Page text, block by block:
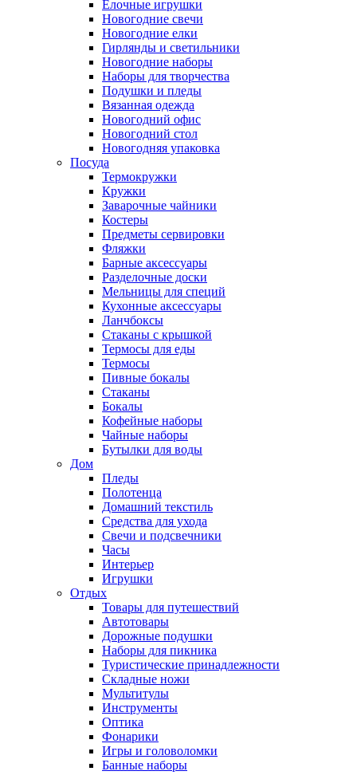
Елочные игрушки
Новогодние свечи
Новогодние елки
Гирлянды и светильники
Новогодние наборы
Наборы для творчества
Подушки и пледы
Вязанная одежда
Новогодний офис
Новогодний стол
Новогодняя упаковка
Посуда
Термокружки
Кружки
Заварочные чайники
Костеры
Предметы сервировки
Фляжки
Барные аксессуары
Разделочные доски
Мельницы для специй
Кухонные аксессуары
Ланчбоксы
Стаканы с крышкой
Термосы для еды
Термосы
Пивные бокалы
Стаканы
Бокалы
Кофейные наборы
Чайные наборы
Бутылки для воды
Дом
Пледы
Полотенца
Домашний текстиль
Средства для ухода
Свечи и подсвечники
Часы
Интерьер
Игрушки
Отдых
Товары для путешествий
Автотовары
Дорожные подушки
Наборы для пикника
Туристические принадлежности
Складные ножи
Мультитулы
Инструменты
Оптика
Фонарики
Игры и головоломки
Банные наборы